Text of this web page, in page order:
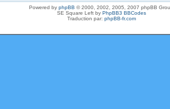
Powered by phpBB © 2000, 2002, 2005, 2007 phpBB
SE Square Left by PhpBB3 BBCodes
Traduction par: phpBB-fr.com